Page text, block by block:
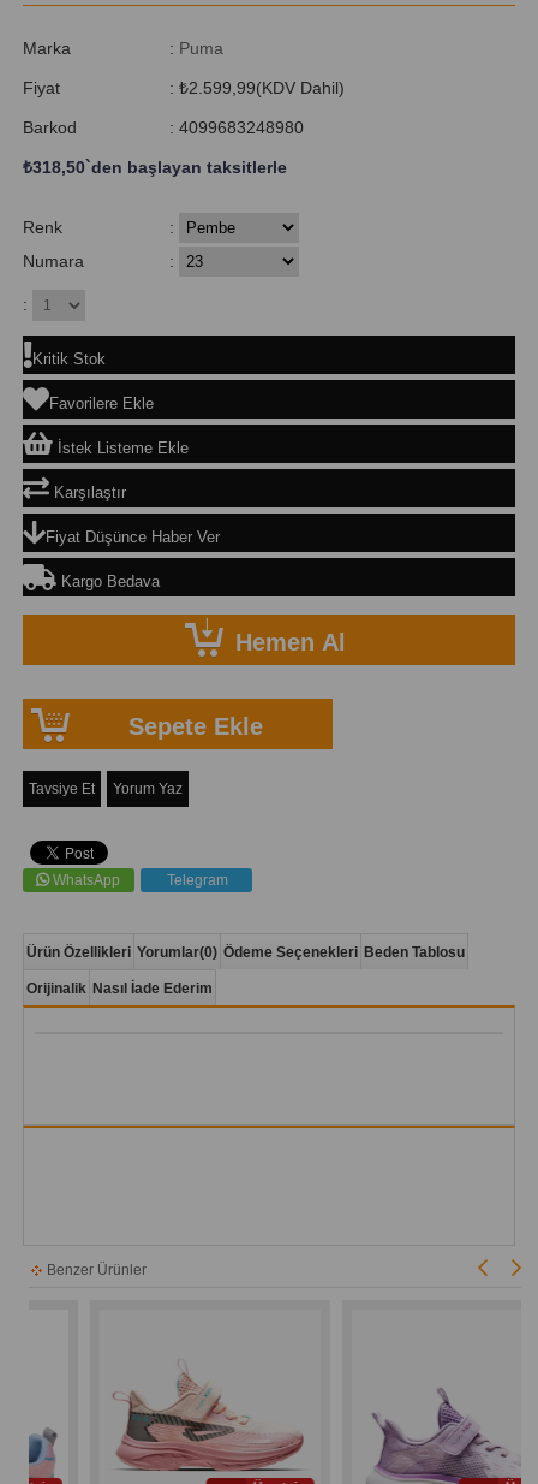
Marka : Puma
Fiyat : ₺2.599,99(KDV Dahil)
Barkod : 4099683248980
₺318,50`den başlayan taksitlerle
Renk
:
Numara
:
:
Kritik Stok
Favorilere Ekle
İstek Listeme Ekle
Karşılaştır
Fiyat Düşünce Haber Ver
Kargo Bedava
Tavsiye Et Yorum Yaz
WhatsApp Telegram
Ürün Özellikleri Yorumlar(0) Ödeme Seçenekleri Beden Tablosu
Orijinalik Nasıl İade Ederim
Benzer Ürünler